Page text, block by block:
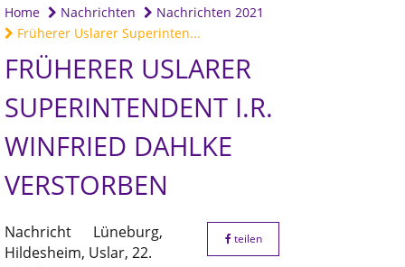
Home Nachrichten
Nachrichten 2021
Früherer Uslarer Superinten...
FRÜHERER USLARER
SUPERINTENDENT I.R.
WINFRIED DAHLKE
VERSTORBEN
Nachricht
Lüneburg,
Hildesheim, Uslar, 22.
teilen